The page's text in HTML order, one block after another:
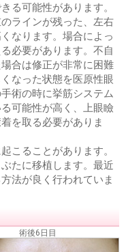
る可能性があります。
ラインが残った、左右
なります。場合によっ
必要があります。不自
合は修正が非常に困難
なった状態を医原性眼
術の時に挙筋システム
可能性が高く、上眼瞼
を取る必要がありま
こることがあります。
たに移植します。最近
法が良く行われていま
術後6日目